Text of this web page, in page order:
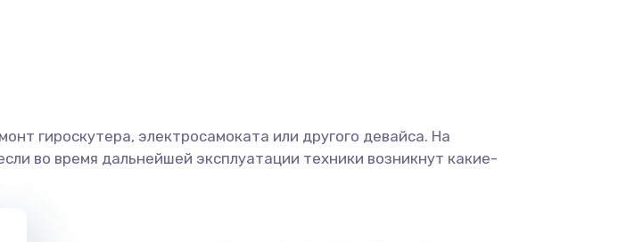
гироскутера, электросамоката или другого девайса. На
во время дальнейшей эксплуатации техники возникнут какие-